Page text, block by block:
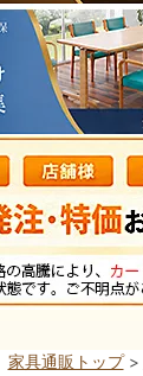
家具通販トップ>